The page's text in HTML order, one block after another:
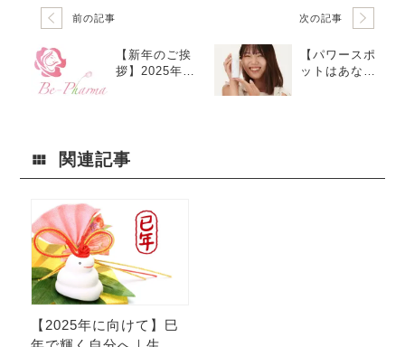
前の記事
【新年のご挨
拶】2025年、
次の記事
【パワースポ
ットはあなた
関連記事
【2025年に向けて】巳